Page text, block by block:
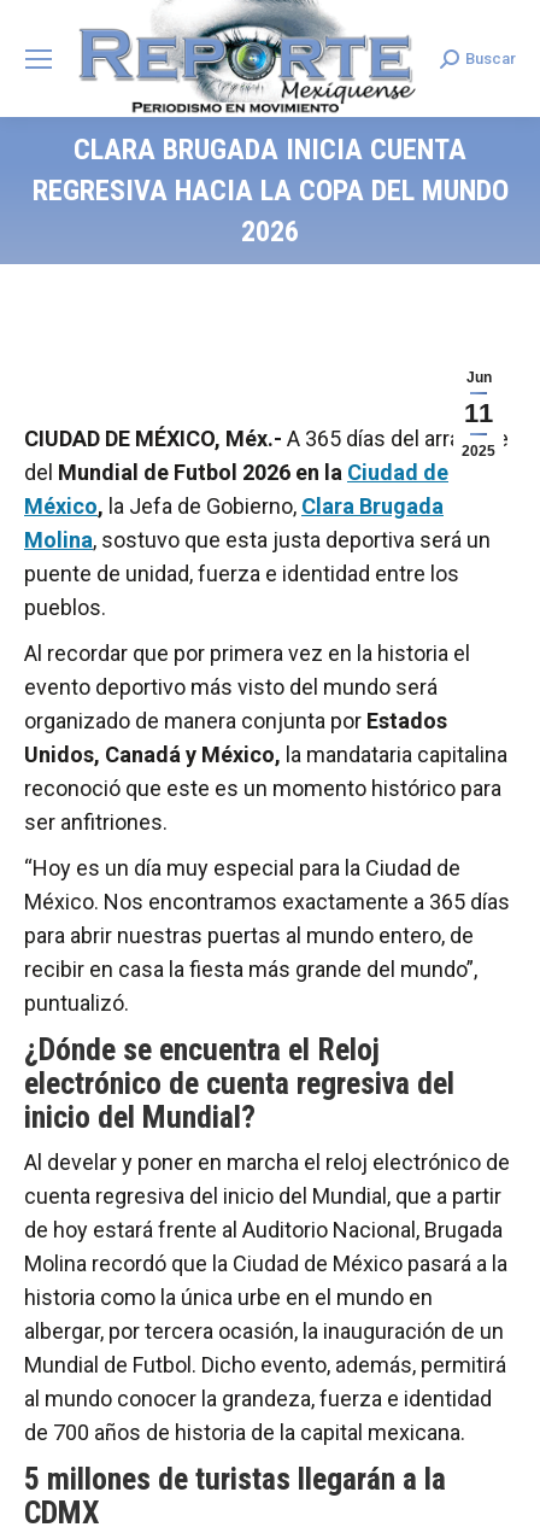
Search:
Buscar
CLARA BRUGADA INICIA CUENTA
REGRESIVA HACIA LA COPA DEL MUNDO
2026
Jun
11
2025
CIUDAD DE MÉXICO, Méx.- A 365 días del arranque
del Mundial de Futbol 2026 en la Ciudad de
México, la Jefa de Gobierno, Clara Brugada
Molina, sostuvo que esta justa deportiva será un
puente de unidad, fuerza e identidad entre los
pueblos.
Al recordar que por primera vez en la historia el
evento deportivo más visto del mundo será
organizado de manera conjunta por Estados
Unidos, Canadá y México, la mandataria capitalina
reconoció que este es un momento histórico para
ser anfitriones.
“Hoy es un día muy especial para la Ciudad de
México. Nos encontramos exactamente a 365 días
para abrir nuestras puertas al mundo entero, de
recibir en casa la fiesta más grande del mundo”,
puntualizó.
¿Dónde se encuentra el Reloj
electrónico de cuenta regresiva del
inicio del Mundial?
Al develar y poner en marcha el reloj electrónico de
cuenta regresiva del inicio del Mundial, que a partir
de hoy estará frente al Auditorio Nacional, Brugada
Molina recordó que la Ciudad de México pasará a la
historia como la única urbe en el mundo en
albergar, por tercera ocasión, la inauguración de un
Mundial de Futbol. Dicho evento, además, permitirá
al mundo conocer la grandeza, fuerza e identidad
de 700 años de historia de la capital mexicana.
5 millones de turistas llegarán a la
CDMX